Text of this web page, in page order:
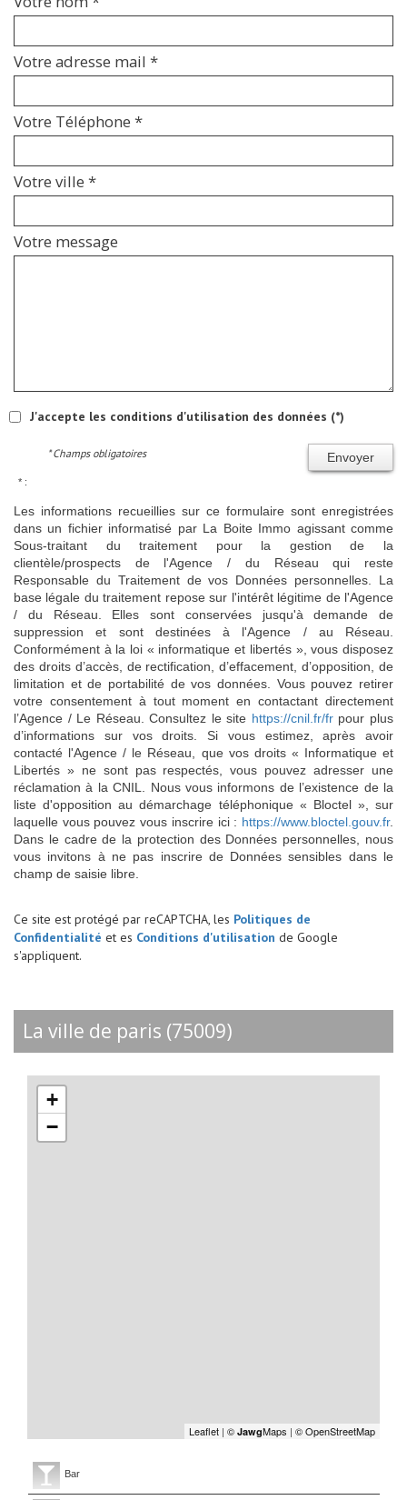
Votre adresse mail *
Votre Téléphone *
Votre ville *
Votre message
J'accepte les conditions d'utilisation des données (*)
Envoyer
* Champs obligatoires
* :
Les informations recueillies sur ce formulaire sont enregistrées
dans un fichier informatisé par La Boite Immo agissant comme
Sous-traitant du traitement pour la gestion de la
clientèle/prospects de l'Agence / du Réseau qui reste
Responsable du Traitement de vos Données personnelles. La
base légale du traitement repose sur l'intérêt légitime de l'Agence
/ du Réseau. Elles sont conservées jusqu'à demande de
suppression et sont destinées à l'Agence / au Réseau.
Conformément à la loi « informatique et libertés », vous disposez
des droits d’accès, de rectification, d’effacement, d’opposition, de
limitation et de portabilité de vos données. Vous pouvez retirer
votre consentement à tout moment en contactant directement
l’Agence / Le Réseau. Consultez le site https://cnil.fr/frpour plus
d’informations sur vos droits. Si vous estimez, après avoir
contacté l'Agence / le Réseau, que vos droits « Informatique et
Libertés » ne sont pas respectés, vous pouvez adresser une
réclamation à la CNIL. Nous vous informons de l’existence de la
liste d'opposition au démarchage téléphonique « Bloctel », sur
laquelle vous pouvez vous inscrire ici : https://www.bloctel.gouv.fr.
Dans le cadre de la protection des Données personnelles, nous
vous invitons à ne pas inscrire de Données sensibles dans le
champ de saisie libre.
Ce site est protégé par reCAPTCHA, les Politiques de
Confidentialité et es Conditions d'utilisation de Google
s'appliquent.
la ville de paris (75009)
+
−
Leaflet | © JawgMaps | © OpenStreetMap
Bar